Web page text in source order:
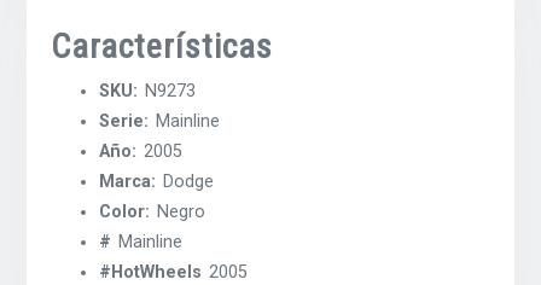
Características
SKU: N9273
Serie: Mainline
Año: 2005
Marca: Dodge
Color: Negro
# Mainline
#HotWheels 2005